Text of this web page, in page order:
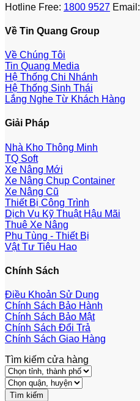
Hotline Free: 1800 9527 Email:
Về Tin Quang Group
Về Chúng Tôi
Tin Quang Media
Hệ Thống Chi Nhánh
Hệ Thống Sinh Thái
Lắng Nghe Từ Khách Hàng
Giải Pháp
Nhà Kho Thông Minh
TQ Soft
Xe Nâng Mới
Xe Nâng Chụp Container
Xe Nâng Cũ
Thiết Bị Công Trình
Dịch Vụ Kỹ Thuật Hậu Mãi
Thuê Xe Nâng
Phụ Tùng - Thiết Bị
Vật Tư Tiêu Hao
Chính Sách
Điều Khoản Sử Dụng
Chính Sách Bảo Hành
Chính Sách Bảo Mật
Chính Sách Đổi Trả
Chính Sách Giao Hàng
Tìm kiếm cửa hàng